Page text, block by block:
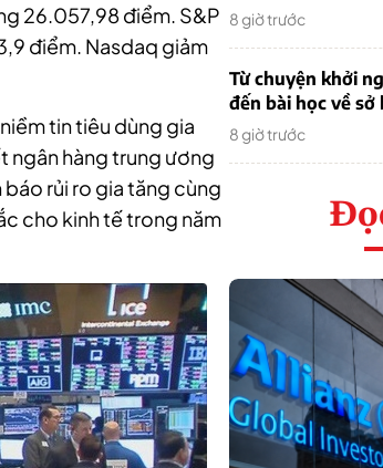
26.057,98 điểm. S&P
điểm. Nasdaq giảm
tin tiêu dùng gia
ngân hàng trung ương
báo rủi ro gia tăng cùng
cho kinh tế trong năm
8 giờ trước
Từ chuyện khởi
đến bài học về
8 giờ trước